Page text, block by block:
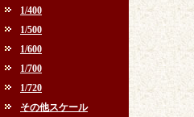
1/400
1/500
1/600
1/700
1/720
その他スケール